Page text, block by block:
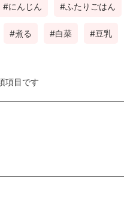
にんじん ふたりごはん
煮る 白菜 豆乳
項目です